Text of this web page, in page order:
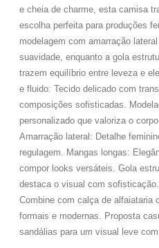
e cheia de charme, esta camisa
escolha perfeita para produções
modelagem com amarração
suavidade, enquanto a gola
trazem equilíbrio entre leveza e
e fluido: Tecido delicado com
composições sofisticadas.
personalizado que valoriza o
Amarração lateral: Detalhe
regulagem. Mangas longas:
compor looks versáteis. Gola
destaca o visual com
Combine com calça de alfaiataria
formais e modernas. Proposta
sandálias para um visual leve com